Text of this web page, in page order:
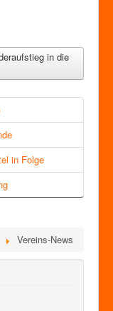
in die
in Folge
Vereins-News